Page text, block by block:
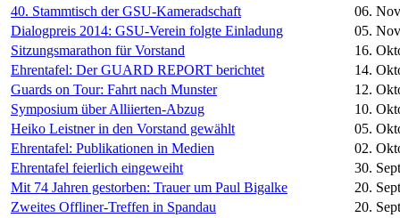
40. Stammtisch der GSU-Kameradschaft
06.
Dialogpreis 2014: GSU-Verein folgte Einladung
05.
Sitzungsmarathon für Vorstand
16.
Ehrentafel: Der GUARD REPORT berichtet
14.
Guards on Tour: Fahrt nach Munster
12.
Symposium über Alliierten-Abzug
10.
Heiko Leistner in den Vorstand gewählt
05.
Ehrentafel: Publikationen in Medien
02.
Ehrentafel feierlich eingeweiht
30.
Mit 74 Jahren gestorben: Trauer um Paul Bigalke
20.
Zweites Offliner-Treffen in Spandau
20.